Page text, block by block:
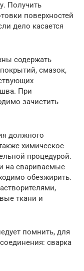
Получить
поверхностей
дело касается
содержать
смазок,
При
зачистить
должного
химическое
процедурой.
на свариваемые
обезжирить.
ткани и
помнить, для
сварка